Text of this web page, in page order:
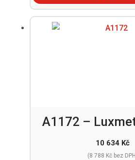
A1172 –
10 634 Kč
(8 788 Kčbez